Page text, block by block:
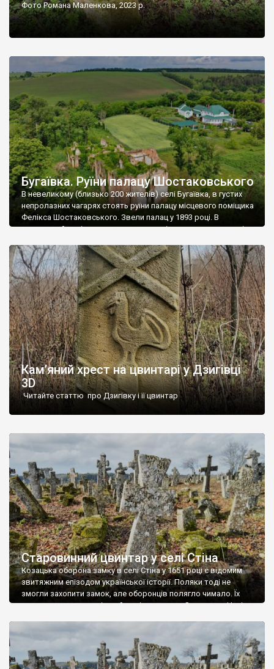
Фото Романа Маленкова, 2023 р.
Бугаївка. Руїни палацу Шостаковського
В невеликому (близько 200 жителів) селі Бугаївка, в густих
непролазних чагарях стоять руїни палацу місцевого поміщика
Фелікса Шостаковського. Звели палац у 1893 році. В
радянський період у ньому спочатку містилася школа, потім
століття тут розмістили туберкульозну лікарню. Коли із
палацу виїхала лікарня – ми точно не […]
Кам’яний хрест на цвинтарі у Дзигівці
3D
Читайте статтю про Дзигівку і її цвинтар
Старовинний цвинтар у селі Стіна
Козацька оборона замку в селі Стіна у 1651 році є відомим
звитяжним епізодом української історії. Поляки тоді не
змогли захопити замок, але оборонців полягло чимало. Їх
поховали на цвинтарі, який тоді називався Замковим. Нині на
ньому чимало хрестів 19 століття, є такі, де епітафії стер […]